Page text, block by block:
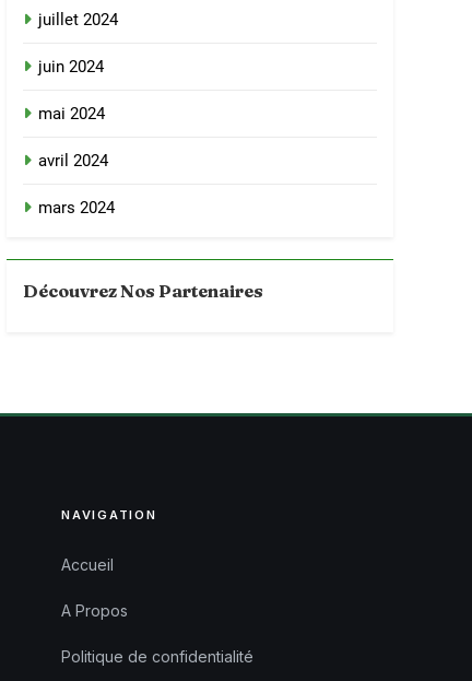
juillet 2024
juin 2024
mai 2024
avril 2024
mars 2024
Découvrez Nos Partenaires
NAVIGATION
Accueil
A Propos
Politique de confidentialité